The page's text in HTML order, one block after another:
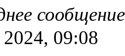
2024, 09:08